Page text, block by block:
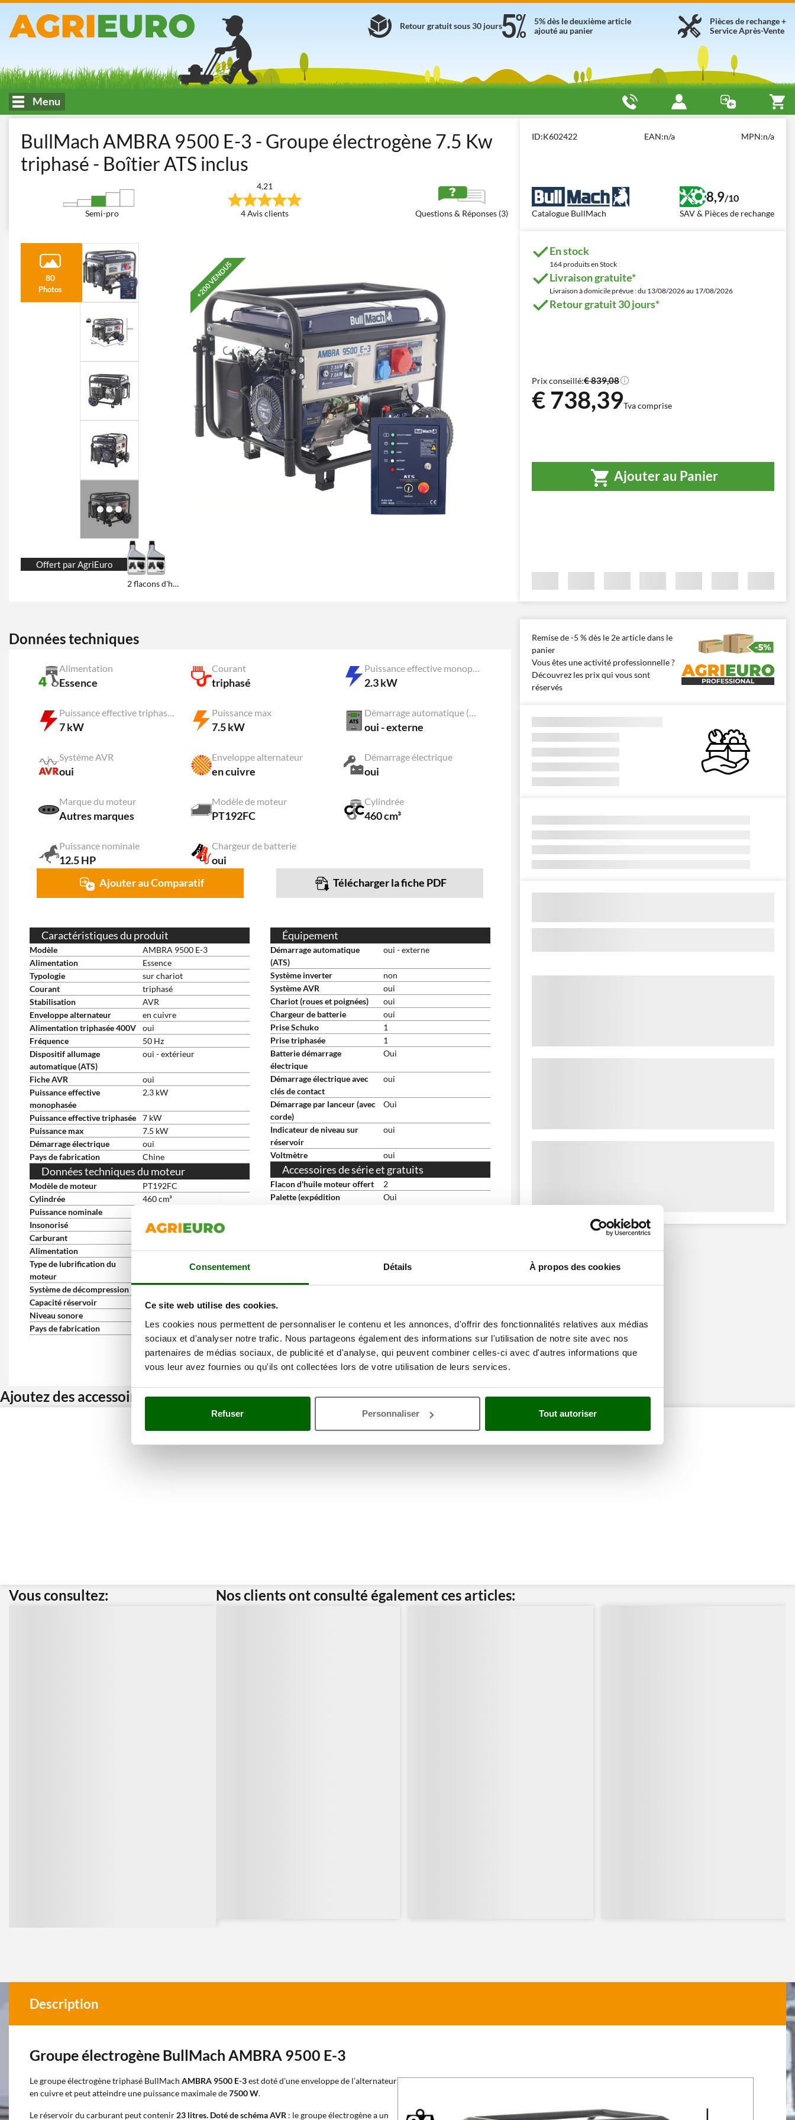
Consentement Détails À propos des cookies
Ce site web utilise des cookies.
Les cookies nous permettent de personnaliser le contenu et les annonces, d'offrir des fonctionnalités relatives aux médias
sociaux et d'analyser notre trafic. Nous partageons également des informations sur l'utilisation de notre site avec nos
partenaires de médias sociaux, de publicité et d'analyse, qui peuvent combiner celles-ci avec d'autres informations que
vous leur avez fournies ou qu'ils ont collectées lors de votre utilisation de leurs services.
Refuser Personnaliser Tout autoriser
Pièces de rechange +
Service Après-Vente
5% dès le deuxième article
ajouté au panier
Retour gratuit sous 30 jours
Menu
BullMach AMBRA 9500 E-3 - Groupe électrogène 7.5 Kw
triphasé - Boîtier ATS inclus
Semi-pro
4,21
4 Avis clients Questions & Réponses (3)
ID:K602422 EAN:n/a MPN:n/a
Catalogue BullMach
8,9/10
SAV & Pièces de rechange
80
Photos +200 VENDUS
Offert par AgriEuro
2 flacons d'huile de 600 ml
En stock
164 produits en Stock
Livraison gratuite*
Livraison à domicile prévue : du 13/08/2026 au 17/08/2026
Retour gratuit 30 jours*
Prix conseillé:€ 839,08
€ 738,39Tva comprise
Ajouter au Panier
Données techniques
Alimentation
Essence
Courant
triphasé
Puissance effective monophasée
2.3 kW
Puissance effective triphasée
7 kW
Puissance max
7.5 kW
Démarrage automatique (ATS)
oui - externe
Système AVR
oui
Enveloppe alternateur
en cuivre
Démarrage électrique
oui
Marque du moteur
Autres marques
Modèle de moteur
PT192FC
Cylindrée
460 cm³
Puissance nominale
12.5 HP
Chargeur de batterie
oui
Ajouter au Comparatif Télécharger la fiche PDF
Caractéristiques du produit
Modèle
AMBRA 9500 E-3
Alimentation
Essence
Typologie
sur chariot
Courant
triphasé
Stabilisation
AVR
Enveloppe alternateur
en cuivre
Alimentation triphasée 400V
oui
Fréquence
50 Hz
Dispositif allumage
automatique (ATS)
oui - extérieur
Fiche AVR
oui
Puissance effective
monophasée
2.3 kW
Puissance effective triphasée
7 kW
Puissance max
7.5 kW
Démarrage électrique
oui
Pays de fabrication
Chine
Données techniques du moteur
Modèle de moteur
PT192FC
Cylindrée
460 cm³
Puissance nominale
Insonorisé
non
Carburant
Alimentation
À soupapes en tête
Type de lubrification du
moteur
À bain d'huile
Système de décompression
Capacité réservoir
28 L
Niveau sonore
Pays de fabrication
Chine
Équipement
Démarrage automatique
(ATS)
oui - externe
Système inverter
non
Système AVR
oui
Chariot (roues et poignées)
oui
Chargeur de batterie
oui
Prise Schuko
1
Prise triphasée
1
Batterie démarrage
électrique
Oui
Démarrage électrique avec
clés de contact
oui
Démarrage par lanceur (avec
corde)
Oui
Indicateur de niveau sur
réservoir
oui
Voltmètre oui
Accessoires de série et gratuits
Flacon d'huile moteur offert
2
Palette (expédition
Oui
Manuel d'utilisation
Oui
Dimensions et logistique
Poids net
Dimensions emballage(s)
original cm (L x l x H)
71x58x59 cm
Poids emballage compris
98 Kg
Temps de montage
15 minutes
Remise de -5 % dès le 2e article dans le
panier
Vous êtes une activité professionnelle ?
Découvrez les prix qui vous sont
réservés
Ajoutez des accessoires et bénéficiez d’une remise
Vous consultez: Nos clients ont consulté également ces articles:
Description
Groupe électrogène BullMach AMBRA 9500 E-3
Le groupe électrogène triphasé BullMach AMBRA 9500 E-3est doté d’une enveloppe de l’alternateur
en cuivre et peut atteindre une puissance maximale de7500 W.
Le réservoir du carburant peut contenir 23 litres. Doté de schéma AVR : le groupe électrogène a un